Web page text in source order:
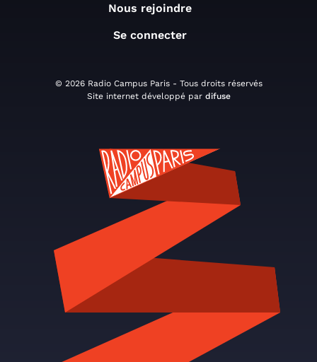
Nous rejoindre
Se connecter
© 2026 Radio Campus Paris - Tous droits réservés
Site internet développé par difuse